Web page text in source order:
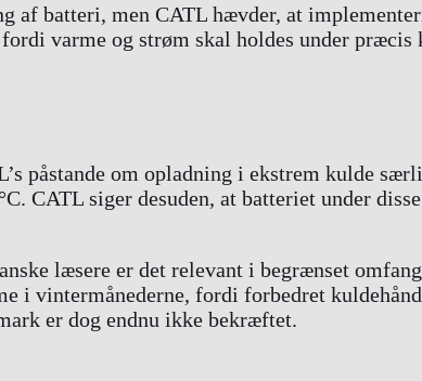
af batteri, men CATL hævder, at
varme og strøm skal holdes under præcis
påstande om opladning i ekstrem kulde
CATL siger desuden, at batteriet under
læsere er det relevant i begrænset
i vintermånederne, fordi forbedret
er dog endnu ikke bekræftet.